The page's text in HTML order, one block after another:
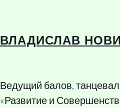
ВЛАДИСЛАВ
Ведущий балов,
«Развитие и